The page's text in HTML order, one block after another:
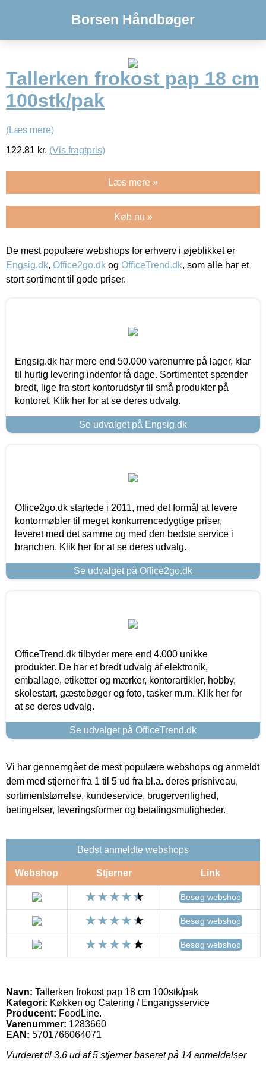
Borsen Håndbøger
Tallerken frokost pap 18 cm
100stk/pak
(Læs mere)
122.81 kr. (Vis fragtpris)
Læs mere »
Køb nu »
De mest populære webshops for erhverv i øjeblikket er
Engsig.dk, Office2go.dk og OfficeTrend.dk, som alle har et
stort sortiment til gode priser.
Engsig.dk har mere end 50.000 varenumre på lager, klar
til hurtig levering indenfor få dage. Sortimentet spænder
bredt, lige fra stort kontorudstyr til små produkter på
kontoret. Klik her for at se deres udvalg.
Se udvalget på Engsig.dk
Office2go.dk startede i 2011, med det formål at levere
kontormøbler til meget konkurrencedygtige priser,
leveret med det samme og med den bedste service i
branchen. Klik her for at se deres udvalg.
Se udvalget på Office2go.dk
OfficeTrend.dk tilbyder mere end 4.000 unikke
produkter. De har et bredt udvalg af elektronik,
emballage, etiketter og mærker, kontorartikler, hobby,
skolestart, gæstebøger og foto, tasker m.m. Klik her for
at se deres udvalg.
Se udvalget på OfficeTrend.dk
Vi har gennemgået de mest populære webshops og anmeldt
dem med stjerner fra 1 til 5 ud fra bl.a. deres prisniveau,
sortimentstørrelse, kundeservice, brugervenlighed,
betingelser, leveringsformer og betalingsmuligheder.
Bedst anmeldte webshops
Webshop Stjerner Link
Besøg webshop
Besøg webshop
Besøg webshop
Navn: Tallerken frokost pap 18 cm 100stk/pak
Kategori: Køkken og Catering / Engangsservice
Producent: FoodLine.
Varenummer: 1283660
EAN: 5701766064071
Vurderet til 3.6 ud af 5 stjerner baseret på 14 anmeldelser